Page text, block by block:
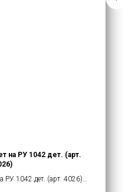
на РУ 1042 дет. (арт.
РУ 1042 дет. (арт. 4026)